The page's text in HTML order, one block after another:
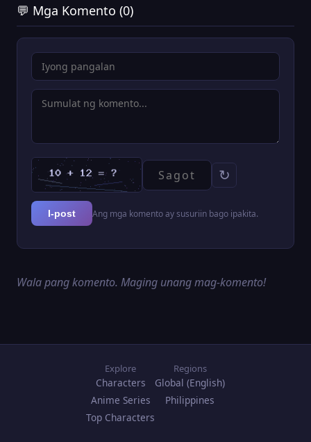
💬 Mga Komento (0)
↻
I-post Ang mga komento ay susuriin bago ipakita.
Wala pang komento. Maging unang mag-komento!
Explore
Characters
Anime Series
Top Characters
Regions
Global (English)
Philippines